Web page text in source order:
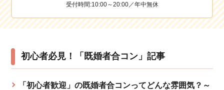
受付時間:10:00～20:00／年中無休
初心者必見！「既婚者合コン」記事
「初心者歓迎」の既婚者合コンってどんな雰囲気？～